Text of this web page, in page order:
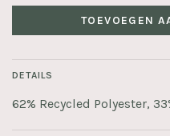
TOEVOEGEN
DETAILS
62% Recycled Polyester,